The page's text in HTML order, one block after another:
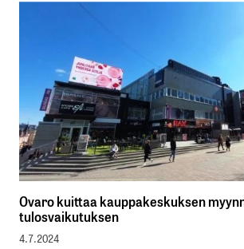
Ovaro kuittaa kauppakeskuksen
tulosvaikutuksen
4.7.2024